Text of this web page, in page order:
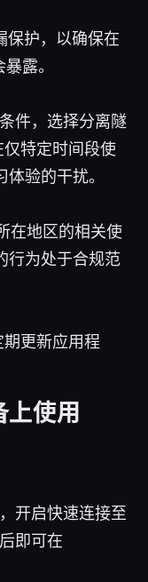
护，以确保在
露。
件，选择分离隧
特定时间段使
验的干扰。
在地区的相关使
行为处于合规范
更新应用程
使用
开启快速连接至
即可在